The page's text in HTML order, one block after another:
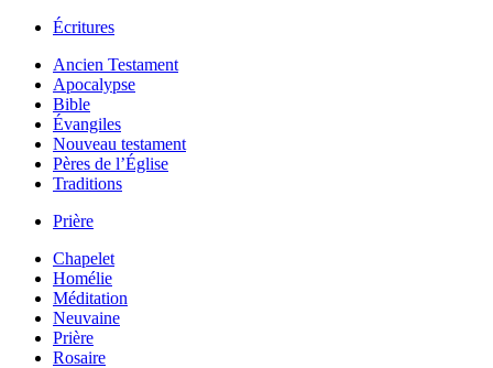
Écritures
Ancien Testament
Apocalypse
Bible
Évangiles
Nouveau testament
Pères de l’Église
Traditions
Prière
Chapelet
Homélie
Méditation
Neuvaine
Prière
Rosaire